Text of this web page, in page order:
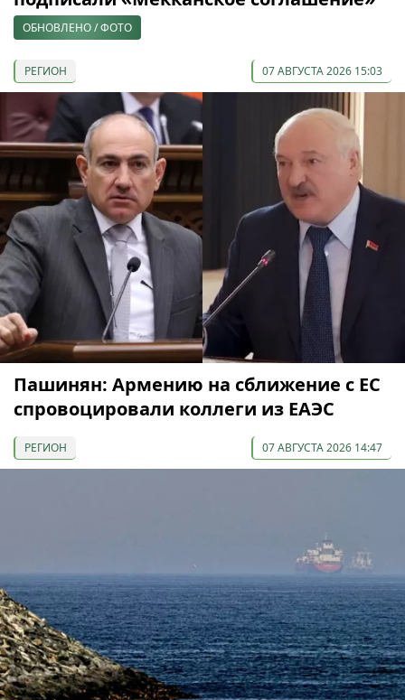
ОБНОВЛЕНО / ФОТО
РЕГИОН 07 АВГУСТА 2026 15:03
Пашинян: Армению на сближение с ЕС
спровоцировали коллеги из ЕАЭС
РЕГИОН 07 АВГУСТА 2026 14:47